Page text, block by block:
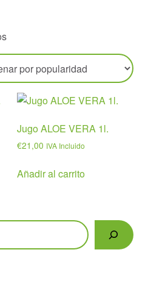
Ordenado
por
popularidad
Jugo ALOE VERA 1l.
€21,00 IVA Incluido
Añadir al carrito